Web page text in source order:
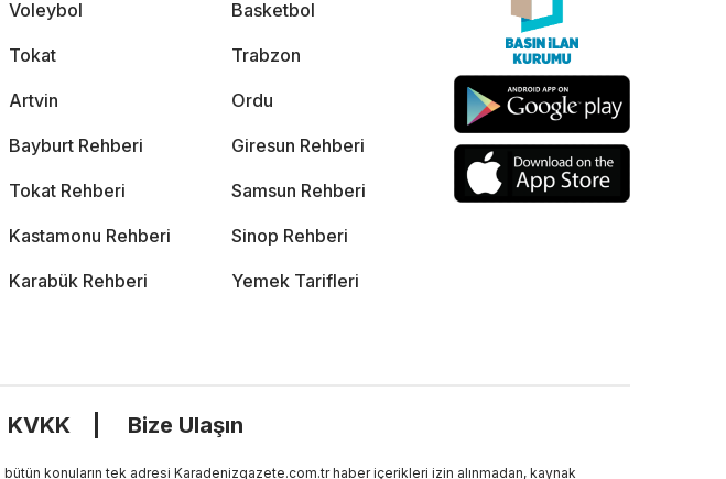
Voleybol Basketbol
Tokat Trabzon
Artvin Ordu
Bayburt Rehberi Giresun Rehberi
Tokat Rehberi Samsun Rehberi
Kastamonu Rehberi Sinop Rehberi
Karabük Rehberi Yemek Tarifleri
KVKK Bize Ulaşın
konuların tek adresi Karadenizgazete.com.tr haber içerikleri izin alınmadan, kaynak